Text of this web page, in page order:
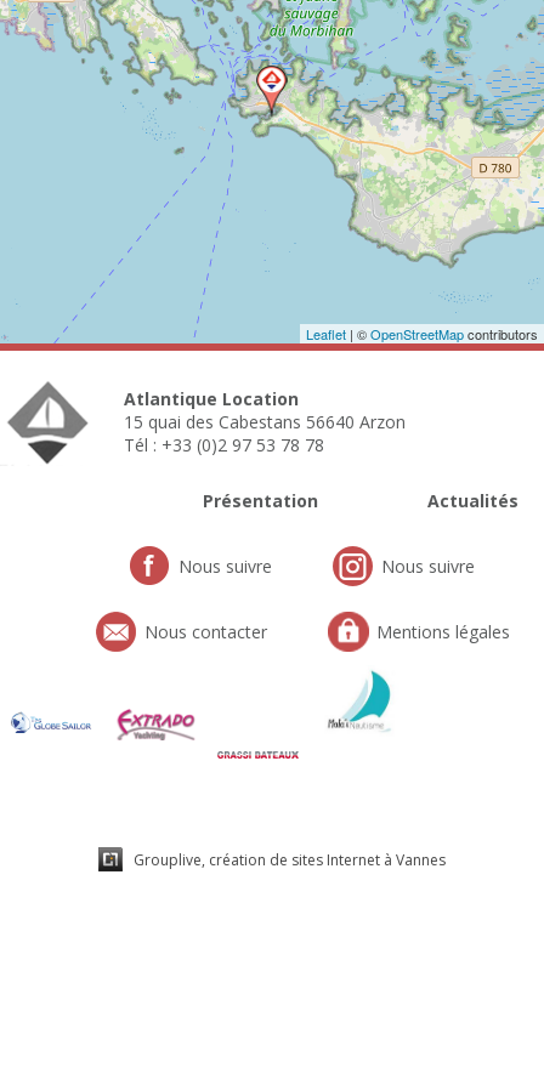
Leaflet | ©OpenStreetMapcontributors
Atlantique Location
15 quai des Cabestans 56640 Arzon
Tél : +33 (0)2 97 53 78 78
Présentation Actualités
Nous suivre Nous suivre
Nous contacter Mentions légales
Grouplive, création de sites Internet à Vannes